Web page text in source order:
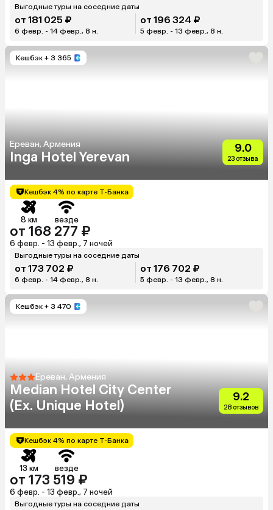
Выгодные туры на соседние даты
от 181 025 ₽
6 февр. - 14 февр., 8 н.
от 196 324 ₽
5 февр. - 13 февр., 8 н.
Кешбэк + 3 365
Ереван, Армения
Inga Hotel Yerevan
9.0
23 отзыва
Кешбэк 4% по карте Т-Банка
8 км везде
от 168 277 ₽
6 февр. - 13 февр., 7 ночей
Выгодные туры на соседние даты
от 173 702 ₽
6 февр. - 14 февр., 8 н.
от 176 702 ₽
5 февр. - 13 февр., 8 н.
Кешбэк + 3 470
Ереван, Армения
Median Hotel City Center
(Ex. Unique Hotel)
9.2
28 отзывов
Кешбэк 4% по карте Т-Банка
13 км везде
от 173 519 ₽
6 февр. - 13 февр., 7 ночей
Выгодные туры на соседние даты